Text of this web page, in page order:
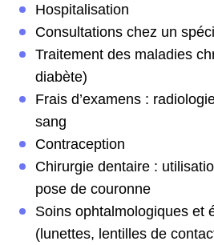
Hospitalisation
Consultations chez un
Traitement des maladies
diabète)
Frais d’examens :
sang
Contraception
Chirurgie dentaire :
pose de couronne
Soins ophtalmologiques et
(lunettes, lentilles de